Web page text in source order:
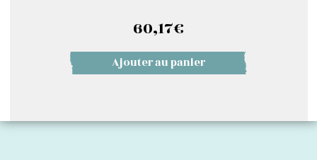
60,17€
Ajouter au panier